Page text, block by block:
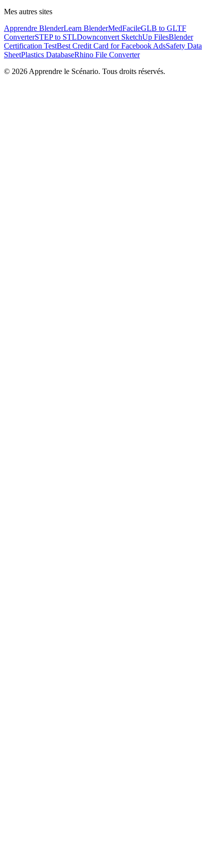
Mes autres sites
Apprendre BlenderLearn BlenderMedFacileGLB to GLTF
ConverterSTEP to STLDownconvert SketchUp FilesBlender
Certification TestBest Credit Card for Facebook AdsSafety Data
SheetPlastics DatabaseRhino File Converter
© 2026 Apprendre le Scénario. Tous droits réservés.